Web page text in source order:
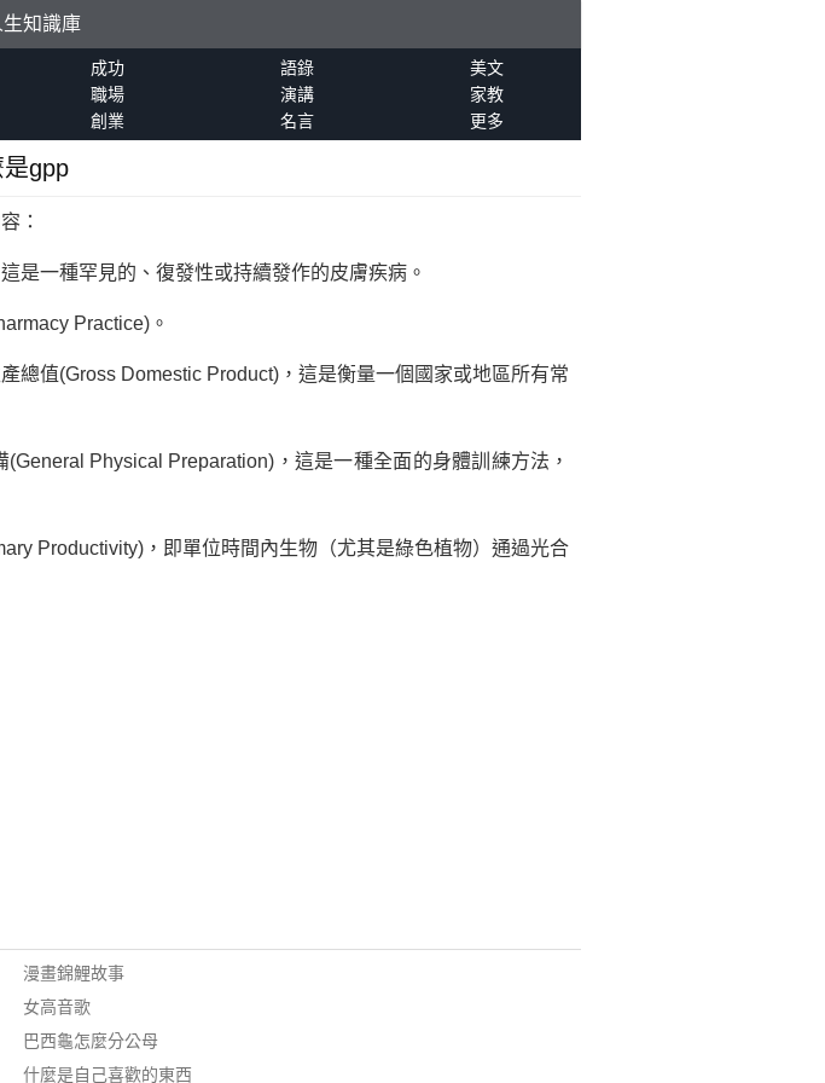
知識庫
成功 語錄
美文
職場 演講
家教
創業 名言 更多
是gpp
：
是一種罕見的、復發性或持續發作的皮膚疾病。
Practice)。
總值(Gross Domestic Product)，這是衡量一個國家或地區所有常
Physical Preparation)，這是一種全面的身體訓練方法，
Productivity)，即單位時間內生物（尤其是綠色植物）通過光合
漫畫錦鯉故事
女高音歌
巴西龜怎麼分公母
什麼是自己喜歡的東西